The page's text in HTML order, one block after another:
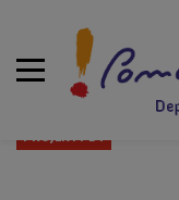
PROJEKTY DT